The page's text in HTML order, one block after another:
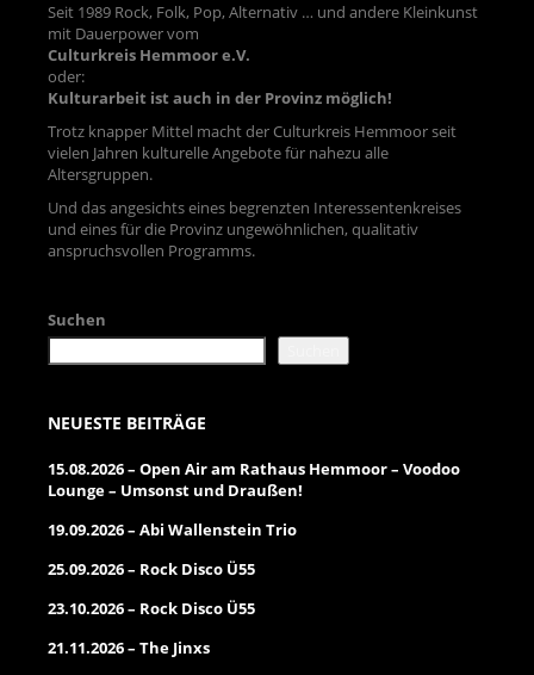
Seit 1989 Rock, Folk, Pop, Alternativ … und andere Kleinkunst
mit Dauerpower vom
Culturkreis Hemmoor e.V.
oder:
Kulturarbeit ist auch in der Provinz möglich!
Trotz knapper Mittel macht der Culturkreis Hemmoor seit
vielen Jahren kulturelle Angebote für nahezu alle
Altersgruppen.
Und das angesichts eines begrenzten Interessentenkreises
und eines für die Provinz ungewöhnlichen, qualitativ
anspruchsvollen Programms.
Suchen
NEUESTE BEITRÄGE
15.08.2026 – Open Air am Rathaus Hemmoor – Voodoo
Lounge – Umsonst und Draußen!
19.09.2026 – Abi Wallenstein Trio
25.09.2026 – Rock Disco Ü55
23.10.2026 – Rock Disco Ü55
21.11.2026 – The Jinxs